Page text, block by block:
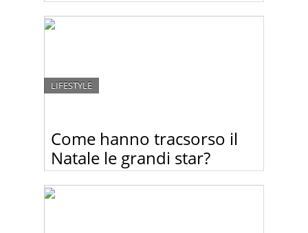
lussosissima di Kim Kardashian e Kanye West!
Come hanno tracsorso il
Natale le grandi star?
LIFESTYLE
Bieber, Kim Kardashian e altre star.